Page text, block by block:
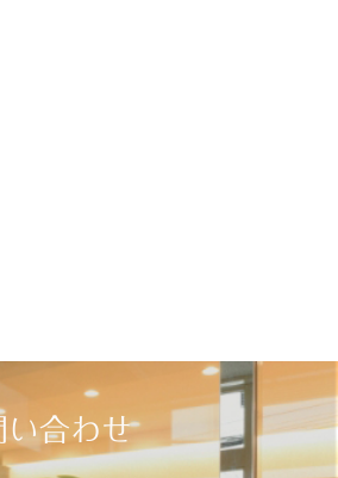
い合わせ